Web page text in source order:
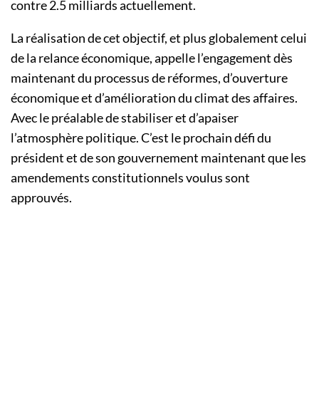
contre 2.5 milliards actuellement.
La réalisation de cet objectif, et plus globalement celui
de la relance économique, appelle l’engagement dès
maintenant du processus de réformes, d’ouverture
économique et d’amélioration du climat des affaires.
Avec le préalable de stabiliser et d’apaiser
l’atmosphère politique. C’est le prochain défi du
président et de son gouvernement maintenant que les
amendements constitutionnels voulus sont
approuvés.